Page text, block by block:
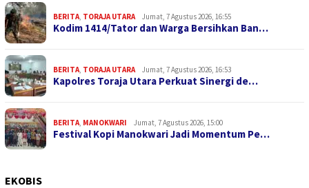
BERITA, TORAJA UTARA Jumat, 7 Agustus 2026, 16:55
Kodim 1414/Tator dan Warga Bersihkan Ban…
BERITA, TORAJA UTARA Jumat, 7 Agustus 2026, 16:53
Kapolres Toraja Utara Perkuat Sinergi de…
BERITA, MANOKWARI Jumat, 7 Agustus 2026, 15:00
Festival Kopi Manokwari Jadi Momentum Pe…
EKOBIS